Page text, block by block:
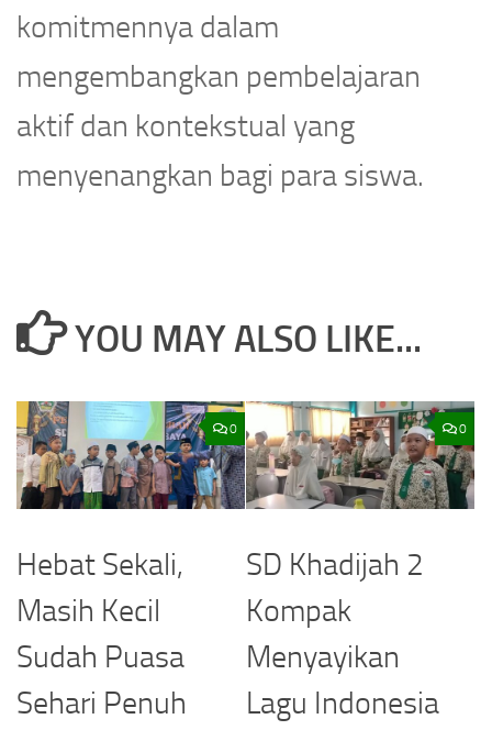
komitmennya dalam
mengembangkan pembelajaran
aktif dan kontekstual yang
menyenangkan bagi para siswa.
YOU MAY ALSO LIKE...
0
Hebat Sekali,
Masih Kecil
Sudah Puasa
Sehari Penuh
0
SD Khadijah 2
Kompak
Menyayikan
Lagu Indonesia